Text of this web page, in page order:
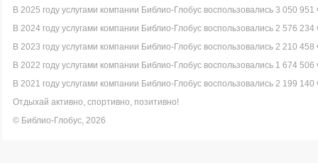
В 2025 году услугами компании Библио-Глобус воспользовались 3 050 951
В 2024 году услугами компании Библио-Глобус воспользовались 2 576 234
В 2023 году услугами компании Библио-Глобус воспользовались 2 210 458
В 2022 году услугами компании Библио-Глобус воспользовались 1 674 506
В 2021 году услугами компании Библио-Глобус воспользовались 2 199 140
Отдыхай активно, спортивно, позитивно!
© Библио-Глобус, 2026